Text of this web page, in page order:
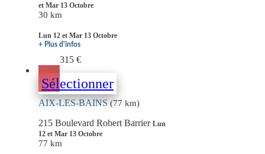
et Mar 13 Octobre
30 km
Lun 12 et Mar 13 Octobre
+ Plus d'infos
315 €
Sélectionner
AIX-LES-BAINS(77 km)
215 Boulevard Robert Barrier Lun
12 et Mar 13 Octobre
77 km